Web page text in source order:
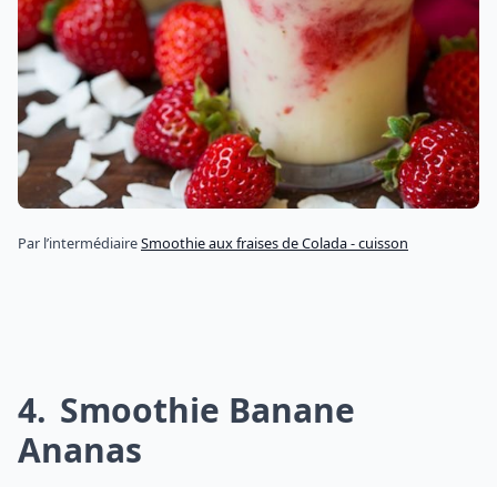
Par l’intermédiaireSmoothie aux fraises de Colada - cuisson
4 Smoothie Banane
Ananas